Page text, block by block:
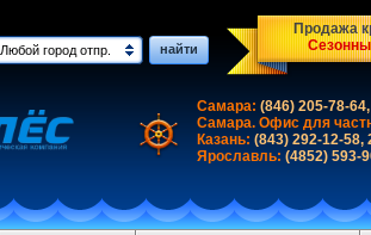
Любой город отпр. найти
Продажа
Самара: (846) 205-78-
Самара. Офис для
Казань: (843) 292-12-58,
Ярославль: (4852) 593-